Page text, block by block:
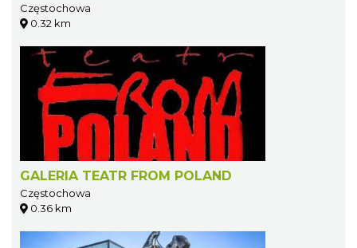
Częstochowa
0.32 km
GALERIA TEATR FROM POLAND
Częstochowa
0.36 km